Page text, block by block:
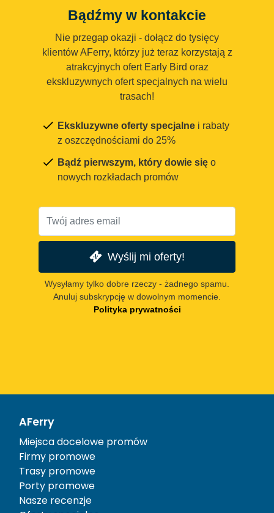
Bądźmy w kontakcie
Nie przegap okazji - dołącz do tysięcy
klientów AFerry, którzy już teraz korzystają z
atrakcyjnych ofert Early Bird oraz
ekskluzywnych ofert specjalnych na wielu
trasach!
Ekskluzywne oferty specjalne i rabaty
z oszczędnościami do 25%
Bądź pierwszym, który dowie się o
nowych rozkładach promów
Wyślij mi oferty!
Wysyłamy tylko dobre rzeczy - żadnego spamu.
Anuluj subskrypcję w dowolnym momencie.
Polityka prywatności
AFerry
Miejsca docelowe promów
Firmy promowe
Trasy promowe
Porty promowe
Nasze recenzje